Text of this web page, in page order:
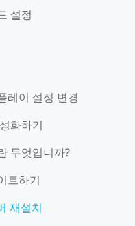
설정
레이 설정 변경
화하기
무엇입니까?
트하기
재설치